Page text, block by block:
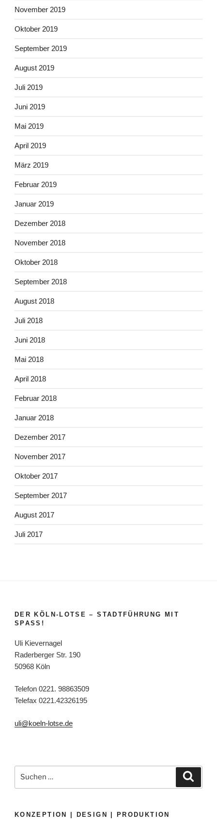
November 2019
Oktober 2019
September 2019
August 2019
Juli 2019
Juni 2019
Mai 2019
April 2019
März 2019
Februar 2019
Januar 2019
Dezember 2018
November 2018
Oktober 2018
September 2018
August 2018
Juli 2018
Juni 2018
Mai 2018
April 2018
Februar 2018
Januar 2018
Dezember 2017
November 2017
Oktober 2017
September 2017
August 2017
Juli 2017
DER KÖLN-LOTSE – STADTFÜHRUNG MIT
SPASS!
Uli Kievernagel
Raderberger Str. 190
50968 Köln
Telefon 0221. 98863509
Telefax 0221.42326195
uli@koeln-lotse.de
KONZEPTION | DESIGN | PRODUKTION